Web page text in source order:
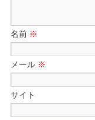
名前 ※
メール ※
サイト